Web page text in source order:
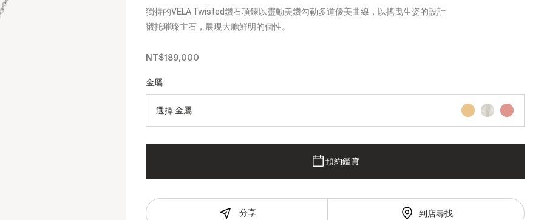
獨特的VELA Twisted鑽石項鍊以靈動美鑽勾勒多道優美曲線，以搖曳生姿的設計
襯托璀璨主石，展現大膽鮮明的個性。
NT$189,000
金屬
選擇 金屬
預約鑑賞
分享 到店尋找